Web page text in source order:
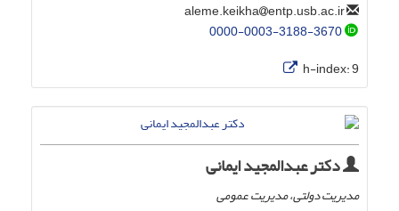
entp.usb.ac.ir
0000-0003-3188-3670
h-index:9
دکتر عبدالمجید ایمانی
مدیریت دولتی، مدیریت عمومی